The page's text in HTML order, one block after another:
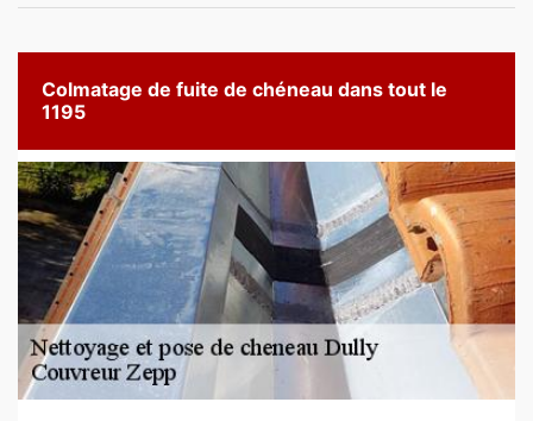
Colmatage de fuite de chéneau dans tout le
1195